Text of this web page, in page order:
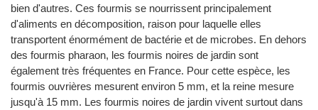
bien d'autres. Ces fourmis se nourrissent principalement
d'aliments en décomposition, raison pour laquelle elles
transportent énormément de bactérie et de microbes. En dehors
des fourmis pharaon, les fourmis noires de jardin sont
également très fréquentes en France. Pour cette espèce, les
fourmis ouvrières mesurent environ 5 mm, et la reine mesure
jusqu'à 15 mm. Les fourmis noires de jardin vivent surtout dans